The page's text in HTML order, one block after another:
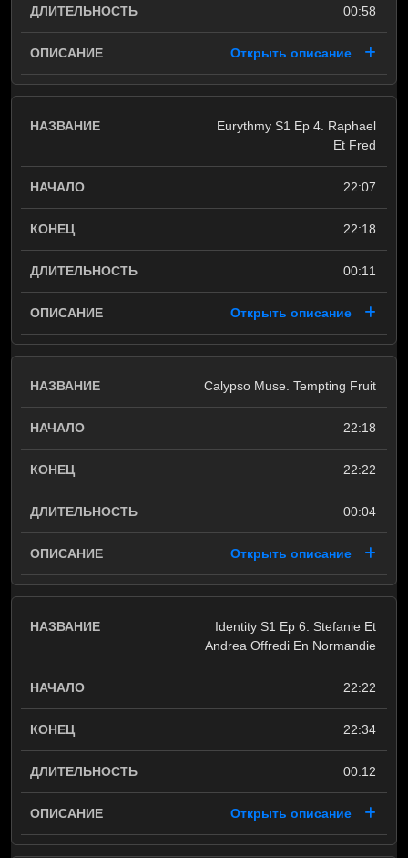
00:58
Открыть описание
Eurythmy S1 Ep 4. Raphael
Et Fred
22:07
22:18
00:11
Открыть описание
Calypso Muse. Tempting Fruit
22:18
22:22
00:04
Открыть описание
Identity S1 Ep 6. Stefanie Et
Andrea Offredi En Normandie
22:22
22:34
00:12
Открыть описание